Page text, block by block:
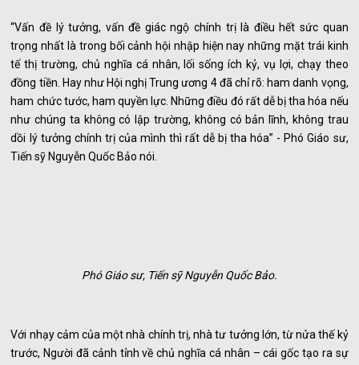
“Vấn đề lý tưởng, vấn đề giác ngộ chính trị là điều hết sức quan
trọng nhất là trong bối cảnh hội nhập hiện nay những mặt trái kinh
tế thị trường, chủ nghĩa cá nhân, lối sống ích kỷ, vụ lợi, chạy theo
đồng tiền. Hay như Hội nghị Trung ương 4 đã chỉ rõ: ham danh vọng,
ham chức tước, ham quyền lực. Những điều đó rất dễ bị tha hóa nếu
như chúng ta không có lập trường, không có bản lĩnh, không trau
dồi lý tưởng chính trị của mình thì rất dễ bị tha hóa” - Phó Giáo sư,
Tiến sỹ Nguyễn Quốc Bảo nói.
Phó Giáo sư, Tiến sỹ Nguyễn Quốc Bảo.
Với nhạy cảm của một nhà chính trị, nhà tư tưởng lớn, từ nửa thế kỷ
trước, Người đã cảnh tỉnh về chủ nghĩa cá nhân – cái gốc tạo ra sự